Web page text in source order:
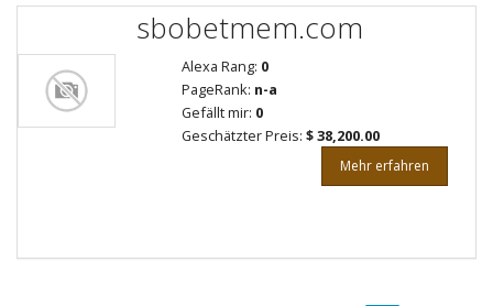
sbobetmem.com
Alexa Rang: 0
PageRank: n-a
Gefällt mir: 0
Geschätzter Preis: $ 38,200.00
Mehr erfahren